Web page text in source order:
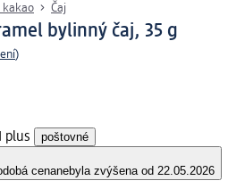
kakao Čaj
bylinný čaj, 35 g
)
plus poštovné
cenanebyla zvýšena od 22.05.2026